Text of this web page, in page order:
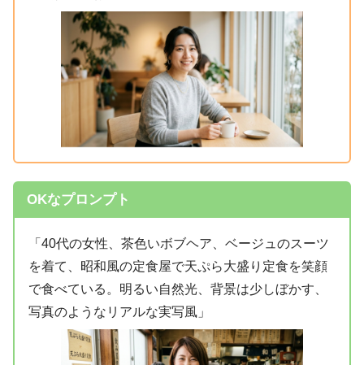
OKなプロンプト
「40代の女性、茶色いボブヘア、ベージュのスーツ
を着て、昭和風の定食屋で天ぷら大盛り定食を笑顔
で食べている。明るい自然光、背景は少しぼかす、
写真のようなリアルな実写風」